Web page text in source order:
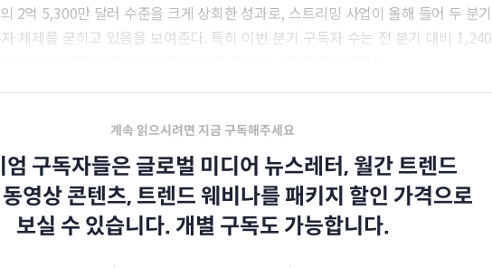
2억 5,300만 달러 수준을 크게 상회한 성과로, 스트리밍 사업이 올해 들어 두 분기
체제를 굳히고 있음을 보여준다. 특히 이번 분기 구독자 수는 전 분기 대비 1,240
계속 읽으시려면 지금 구독해주세요
엄 구독자들은 글로벌 미디어 뉴스레터, 월간 트렌드
영상 콘텐츠, 트렌드 웨비나를 패키지 할인 가격으로
보실 수 있습니다. 개별 구독도 가능합니다.